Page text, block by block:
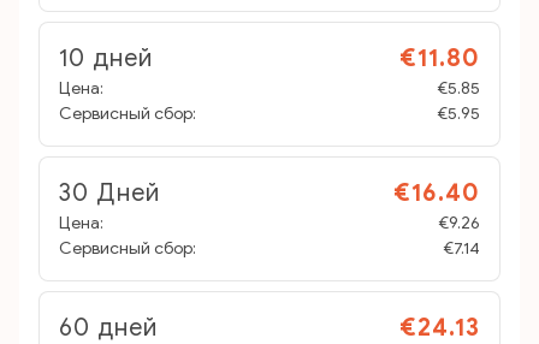
10 дней €11.80
Цена:
€5.85
Сервисный сбор:
€5.95
30 Дней €16.40
Цена:
€9.26
Сервисный сбор:
€7.14
60 дней €24.13